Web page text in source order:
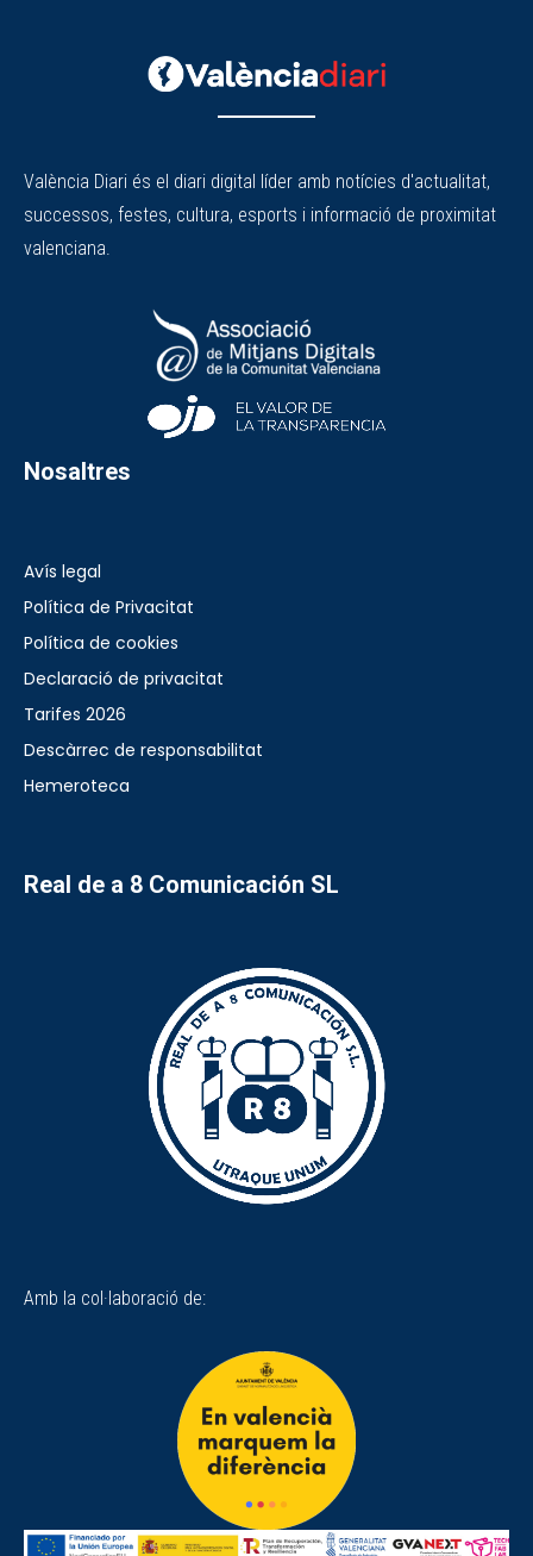
València Diari és el diari digital líder amb notícies d'actualitat,
successos, festes, cultura, esports i informació de proximitat
valenciana.
Nosaltres
Avís legal
Política de Privacitat
Política de cookies
Declaració de privacitat
Tarifes 2026
Descàrrec de responsabilitat
Hemeroteca
Real de a 8 Comunicación SL
Amb la col·laboració de: